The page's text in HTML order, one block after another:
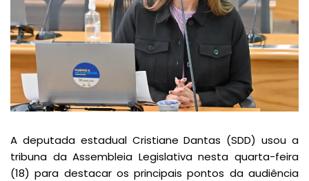
A deputada estadual Cristiane Dantas (SDD) usou a
tribuna da Assembleia Legislativa nesta quarta-feira
(18) para destacar os principais pontos da audiência